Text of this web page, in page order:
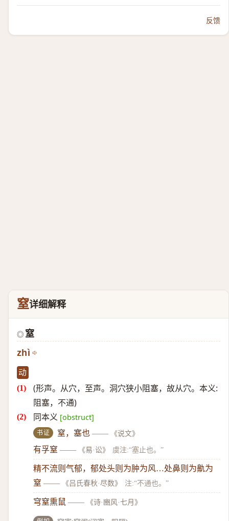
反馈
窒详细解释
◎ 窒
zhì
动
(形声。从穴，至声。洞穴狭小阻塞，故从穴。本义:
阻塞，不通)
同本义 [obstruct]
书证 窒，塞也 —— 《说文》
有孚窒 —— 《易·讼》 虞注:“塞止也。”
精不流则气郁，郁处头则为肿为风…处鼻则为鼽为
窒 —— 《吕氏春秋·尽数》 注:“不通也。”
穹窒熏鼠 —— 《诗·豳风·七月》